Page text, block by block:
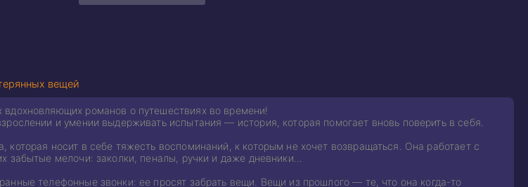
вещей
романов о путешествиях во времени!
и умении выдерживать испытания — история, которая помогает вновь поверить в себя.
носит в себе тяжесть воспоминаний, к которым не хочет возвращаться. Она работает с
забытые мелочи: заколки, пеналы, ручки и даже дневники…
телефонные звонки: ее просят забрать вещи. Вещи из прошлого — те, что она когда-то